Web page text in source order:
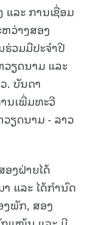
ລະ ການເຊື່ອມ
ວ່າງສອງ
ວມມືປະຈໍາປີ
ວຽດນາມ ແລະ
. ບັນດາ
ນເພີ່ມທະວີ
ຽດນາມ - ລາວ
ງຝ່າຍໄດ້
ແລະ ໄດ້ກໍານົດ
ພັກ, ສອງ